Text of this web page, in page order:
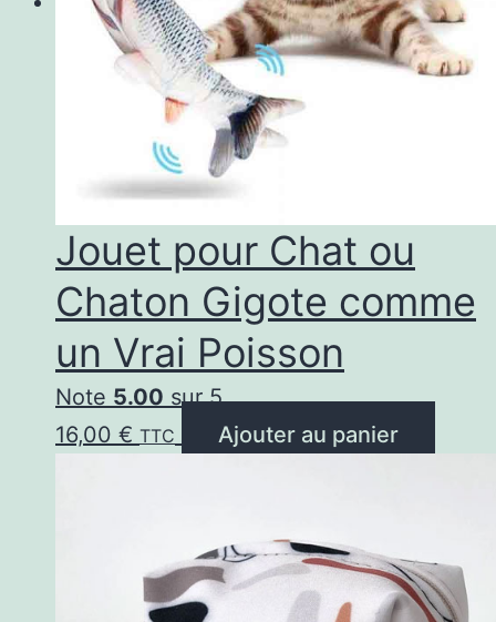
Jouet pour Chat ou
Chaton Gigote comme
un Vrai Poisson
Note 5.00 sur 5
16,00 € TTC Ajouter au panier